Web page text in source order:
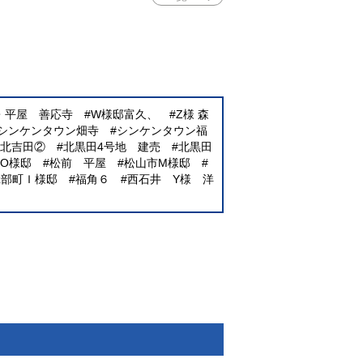
平屋 善応寺 W様邸富久、
Z様 森
ンケンタウン畑寺
シンケンタウン福
北吉田②
北黒田4号地 建売
北黒田
様邸
松前 平屋
松山市M様邸
町Ｉ様邸
福角６ 西石井 Y様 洋